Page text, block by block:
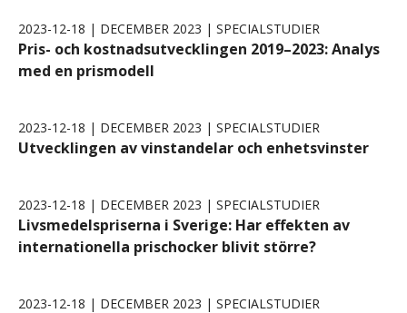
2023-12-18 | DECEMBER 2023 | SPECIALSTUDIER
Pris- och kostnadsutvecklingen 2019–2023: Analys
med en prismodell
2023-12-18 | DECEMBER 2023 | SPECIALSTUDIER
Utvecklingen av vinstandelar och enhetsvinster
2023-12-18 | DECEMBER 2023 | SPECIALSTUDIER
Livsmedelspriserna i Sverige: Har effekten av
internationella prischocker blivit större?
2023-12-18 | DECEMBER 2023 | SPECIALSTUDIER